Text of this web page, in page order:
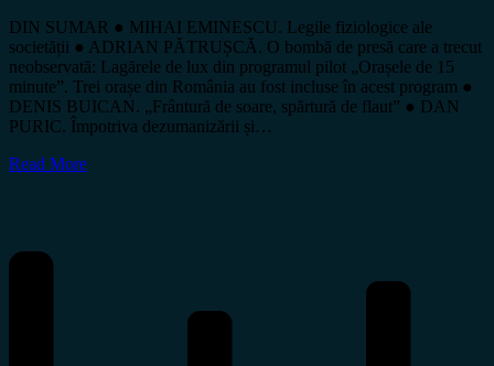
DIN SUMAR ● MIHAI EMINESCU. Legile fiziologice ale
societății ● ADRIAN PĂTRUȘCĂ. O bombă de presă care a trecut
neobservată: Lagărele de lux din programul pilot „Orașele de 15
minute”. Trei orașe din România au fost incluse în acest program ●
DENIS BUICAN. „Frântură de soare, spărtură de flaut” ● DAN
PURIC. Împotriva dezumanizării și…
Read More